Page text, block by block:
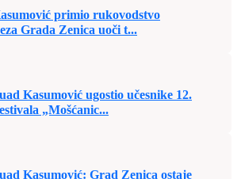
primio rukovodstvo
Grada Zenica uoči t...
Kasumović ugostio učesnike 12.
„Mošćanic...
Kasumović: Grad Zenica ostaje